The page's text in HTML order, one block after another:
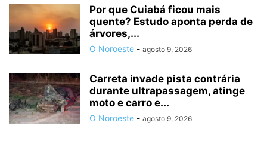
Por que Cuiabá ficou mais
quente? Estudo aponta perda de
árvores,...
O Noroeste - agosto 9, 2026
Carreta invade pista contrária
durante ultrapassagem, atinge
moto e carro e...
O Noroeste - agosto 9, 2026